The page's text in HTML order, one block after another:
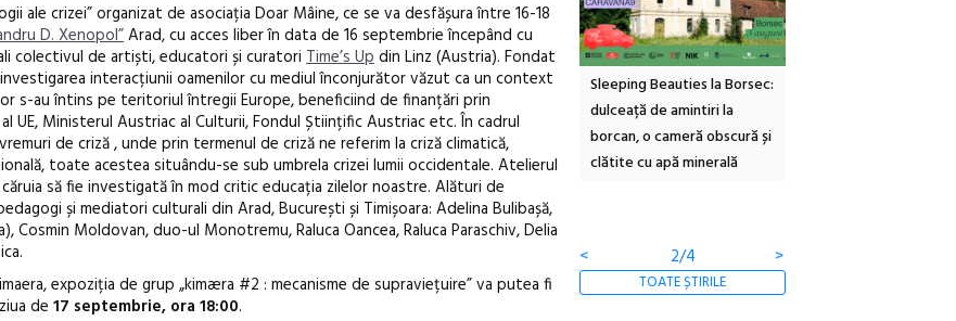
ale crizei” organizat de asociația Doar Mâine, ce se va desfășura între 16-18
D. Xenopol”Arad, cu acces liber în data de 16 septembrie începând cu
colectivul de artiști, educatori și curatori Time’s Updin Linz (Austria). Fondat
interacțiunii oamenilor cu mediul înconjurător văzut ca un context
s-au întins pe teritoriul întregii Europe, beneficiind de finanțări prin
UE, Ministerul Austriac al Culturii, Fondul Științific Austriac etc. În cadrul
de criză , unde prin termenul de criză ne referim la criză climatică,
toate acestea situându-se sub umbrela crizei lumii occidentale. Atelierul
să fie investigată în mod critic educația zilelor noastre. Alături de
și mediatori culturali din Arad, București și Timișoara: Adelina Bulibașă,
Cosmin Moldovan, duo-ul Monotremu, Raluca Oancea, Raluca Paraschiv, Delia
expoziția de grup „kimæra #2 : mecanisme de supraviețuire” va putea fi
de 17 septembrie, ora 18:00.
Festivalul Cinemascop
revine la Eforie Sud cu a IX-a
ediție
Sleeping Beauties la Borsec:
dulceață de amintiri la
borcan, o cameră obscură și
clătite cu apă minerală
< 2/4 >
TOATE ȘTIRILE